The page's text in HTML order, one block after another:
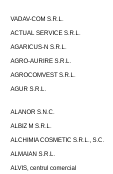
VADAV-COM S.R.L.
ACTUAL SERVICE S.R.L.
AGARICUS-N S.R.L.
AGRO-AURIRE S.R.L.
AGROCOMVEST S.R.L.
AGUR S.R.L.
ALANOR S.N.C.
ALBIZ M S.R.L.
ALCHIMIA COSMETIC S.R.L., S.C.
ALMAIAN S.R.L.
ALVIS, centrul comercial